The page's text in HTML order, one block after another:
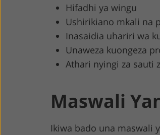
Hifadhi ya wingu
Ushirikiano mkali na
Inasaidia uhariri wa
Unaweza kuongeza
Athari nyingi za sauti
Maswali
Ikiwa bado una maswali